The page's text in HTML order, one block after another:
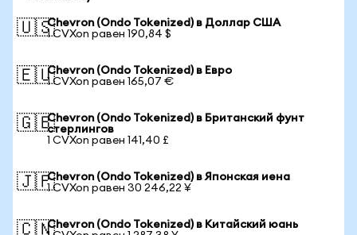
🇺🇸Chevron (Ondo Tokenized) в Доллар США
1 CVXon равен 190,84 $
🇪🇺Chevron (Ondo Tokenized) в Евро
1 CVXon равен 165,07 €
🇬🇧Chevron (Ondo Tokenized) в Британский фунт
стерлингов
1 CVXon равен 141,40 £
🇯🇵Chevron (Ondo Tokenized) в Японская иена
1 CVXon равен 30 246,22 ¥
🇨🇳Chevron (Ondo Tokenized) в Китайский юань